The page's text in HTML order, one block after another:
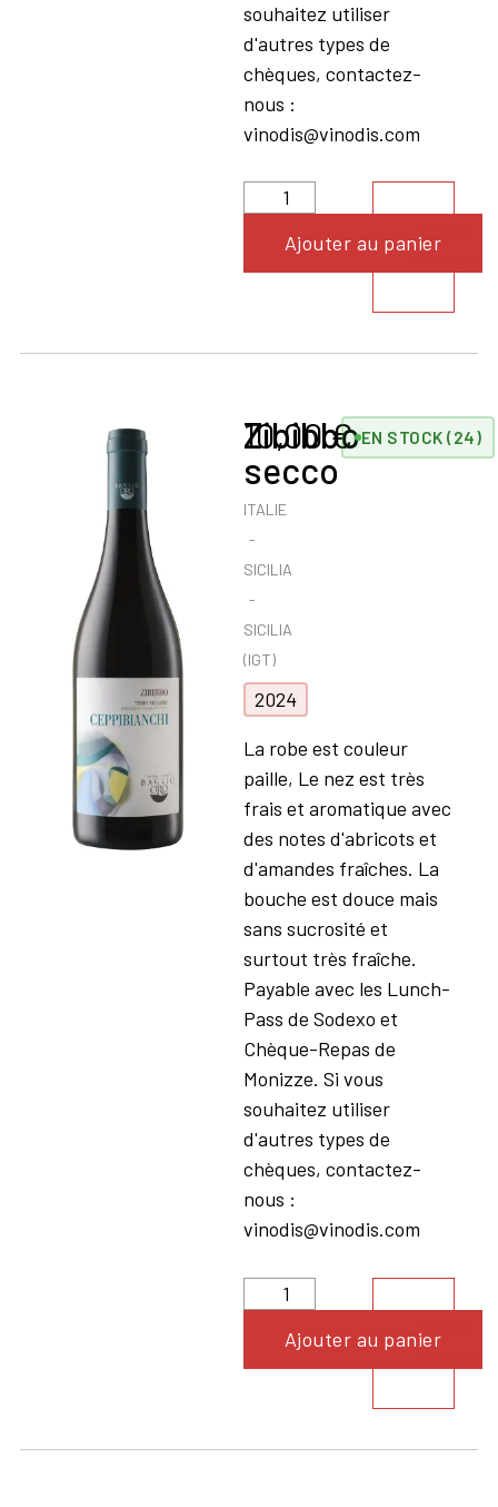
souhaitez utiliser
d'autres types de
chèques, contactez-
nous :
vinodis@vinodis.com
Ajouter au panierVoir le
Zibibbo
secco
ITALIE
SICILIA
SICILIA
(IGT)
2024
10,00€ EN STOCK (24)
La robe est couleur
paille, Le nez est très
frais et aromatique avec
des notes d'abricots et
d'amandes fraîches. La
bouche est douce mais
sans sucrosité et
surtout très fraîche.
Payable avec les Lunch-
Pass de Sodexo et
Chèque-Repas de
Monizze. Si vous
souhaitez utiliser
d'autres types de
chèques, contactez-
nous :
vinodis@vinodis.com
Ajouter au panierVoir le